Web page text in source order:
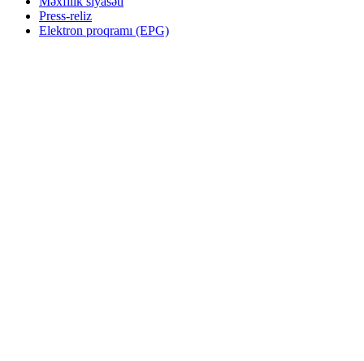
Press-reliz
Elektron proqramı (EPG)